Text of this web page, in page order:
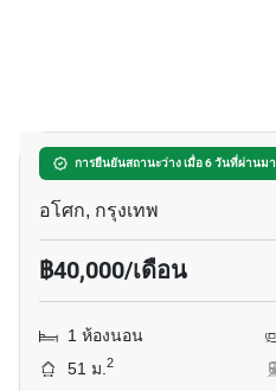
การยืนยันสถานะว่าง เมื่อ 6 วันที่ผ่านมา
ดิ เอส อโศก
อโศก, กรุงเทพ
฿40,000/เดือน
1 ห้องนอน
51 ม.2